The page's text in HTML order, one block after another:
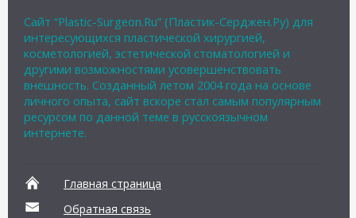
Сайт “Plastic-Surgeon.Ru” (Пластик-Серджен.Ру) для
интересующихся пластической хирургией,
косметологией, эстетической стоматологией и
другими возможностями усовершенствовать
внешность. Созданный летом 2004 года на основе
личного опыта, сайт вскоре стал самым популярным
ресурсом по данной теме в русскоязычном
интернете.
Главная страница
Обратная связь